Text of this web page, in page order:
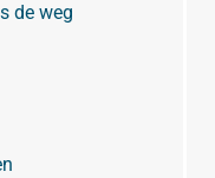
de weg